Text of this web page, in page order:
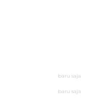
baru saja
baru saja